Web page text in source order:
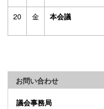
20 金 本会議
お問い合わせ
議会事務局